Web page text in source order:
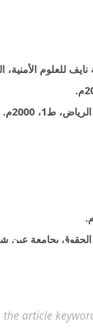
الحقوق بجامعة
الثاني، رئاسة
the article